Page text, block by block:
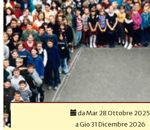
da Mar 28 Ottobre 2025
aGio 31 Dicembre 2026